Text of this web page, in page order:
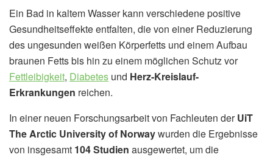
Ein Bad in kaltem Wasser kann verschiedene positive
Gesundheitseffekte entfalten, die von einer Reduzierung
des ungesunden weißen Körperfetts und einem Aufbau
braunen Fetts bis hin zu einem möglichen Schutz vor
Fettleibigkeit, Diabetes und Herz-Kreislauf-
Erkrankungen reichen.
In einer neuen Forschungsarbeit von Fachleuten derUiT
The Arctic University of Norwaywurden die Ergebnisse
von insgesamt 104 Studien ausgewertet, um die